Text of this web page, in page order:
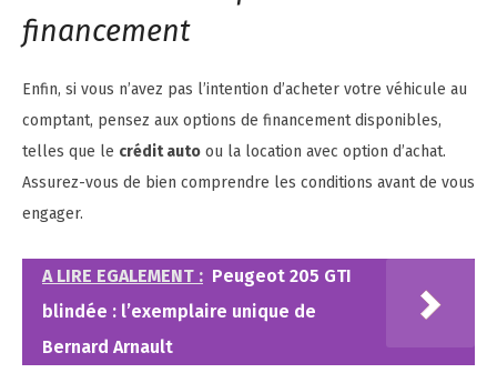
financement
Enfin, si vous n’avez pas l’intention d’acheter votre véhicule au
comptant, pensez aux options de financement disponibles,
telles que le crédit auto ou la location avec option d’achat.
Assurez-vous de bien comprendre les conditions avant de vous
engager.
A LIRE EGALEMENT : Peugeot 205 GTI
blindée : l’exemplaire unique de
Bernard Arnault